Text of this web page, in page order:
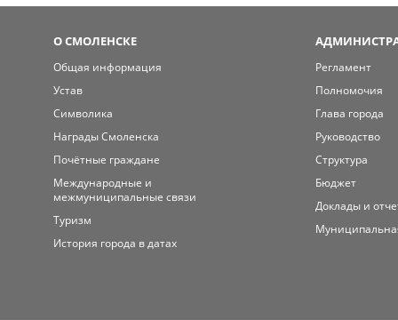
О СМОЛЕНСКЕ
Общая информация
Устав
Символика
Награды Смоленска
Почётные граждане
Международные и
межмуниципальные связи
Туризм
История города в датах
Регламент
Полномочия
Глава города
Руководство
Структура
Бюджет
Доклады и